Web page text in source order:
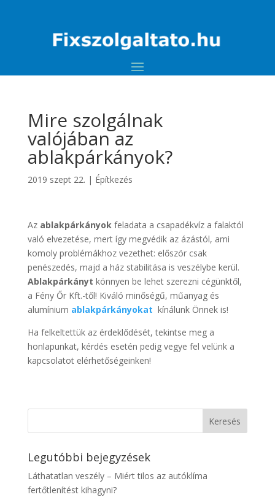
Mire szolgálnak
valójában az
ablakpárkányok?
2019 szept 22. | Építkezés
Az ablakpárkányokfeladata a csapadékvíz a falaktól
való elvezetése, mert így megvédik az ázástól, ami
komoly problémákhoz vezethet: először csak
penészedés, majd a ház stabilitása is veszélybe kerül.
Ablakpárkányt könnyen be lehet szerezni cégünktől,
a Fény Őr Kft.-től! Kiváló minőségű, műanyag és
alumínium ablakpárkányokat kínálunk Önnek is!
Ha felkeltettük az érdeklődését, tekintse meg a
honlapunkat, kérdés esetén pedig vegye fel velünk a
kapcsolatot elérhetőségeinken!
Legutóbbi bejegyzések
Láthatatlan veszély – Miért tilos az autóklíma
fertőtlenítést kihagyni?